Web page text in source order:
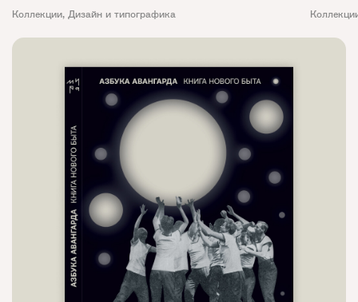
Коллекции, Дизайн и типографика